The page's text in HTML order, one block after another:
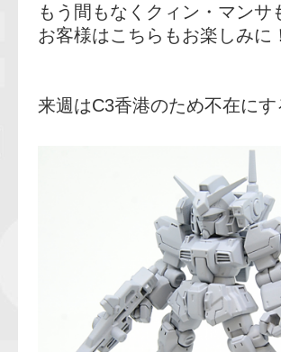
もう間もなくクィン・マン
お客様はこちらもお楽しみに！
来週はC3香港のため不在に